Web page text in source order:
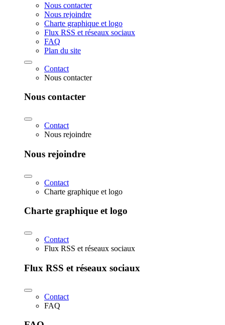
Nous contacter
Nous rejoindre
Charte graphique et logo
Flux RSS et réseaux sociaux
FAQ
Plan du site
Contact
Nous contacter
Nous contacter
Contact
Nous rejoindre
Nous rejoindre
Contact
Charte graphique et logo
Charte graphique et logo
Contact
Flux RSS et réseaux sociaux
Flux RSS et réseaux sociaux
Contact
FAQ